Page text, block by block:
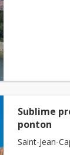
Sublime
ponton
Saint-Jean-